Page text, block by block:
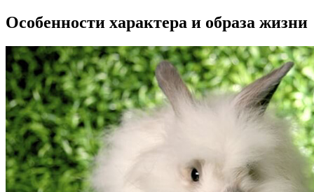
Особенности характера и образа жизни